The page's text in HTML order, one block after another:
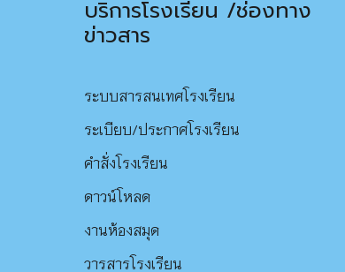
บริการโรงเรียน /ช่องทาง
ข่าวสาร
ระบบสารสนเทศโรงเรียน
ระเบียบ/ประกาศโรงเรียน
คำสั่งโรงเรียน
ดาวน์โหลด
งานห้องสมุด
วารสารโรงเรียน